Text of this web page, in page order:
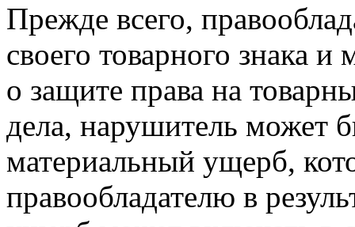
Прежде всего,
своего товарного знака
о защите права на
дела, нарушитель может
материальный ущерб,
правообладателю в